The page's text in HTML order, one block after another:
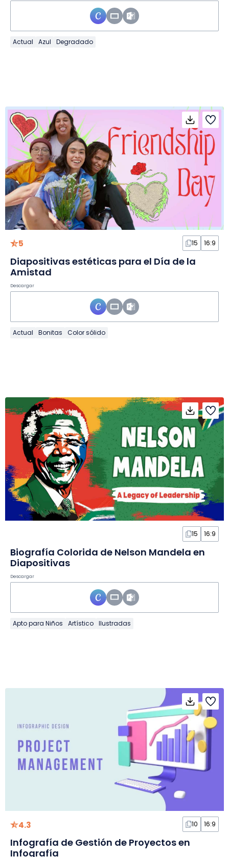
Actual Azul Degradado
5 15 16:9
Diapositivas estéticas para el Día de la
Amistad
Descargar
Actual Bonitas Color sólido
15 16:9
Biografía Colorida de Nelson Mandela en
Diapositivas
Descargar
Apto para Niños Artístico Ilustradas
4.3 10 16:9
Infografía de Gestión de Proyectos en
Infografía